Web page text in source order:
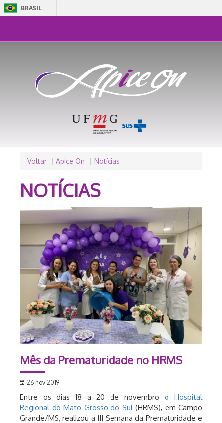
BRASIL
Acesso à
Voltar Apice On Notícias
NOTÍCIAS
Mês da Prematuridade no HRMS
26 nov 2019
Entre os dias 18 a 20 de novembroo Hospital
Regional do Mato Grosso do Sul(HRMS), em Campo
Grande/MS, realizou a III Semana da Prematuridade e